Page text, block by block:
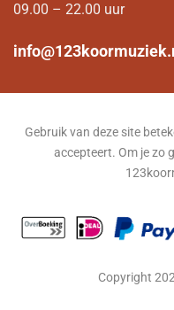
09.00 – 22.00 uur
Gebruik van deze site
accepteert. Om je zo
Copyright